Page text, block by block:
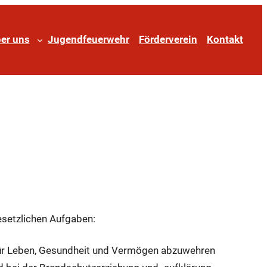
uns Jugendfeuerwehr Förderverein Kontakt
Aufgaben:
Gesundheit und Vermögen abzuwehren